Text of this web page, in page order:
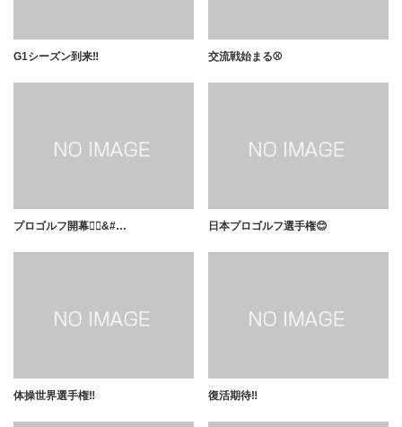
G1シーズン到来‼️ 交流戦始まる⚾️
プロゴルフ開幕🏌️‍♂️&#… 日本プロゴルフ選手権😊
体操世界選手権‼️ 復活期待‼️